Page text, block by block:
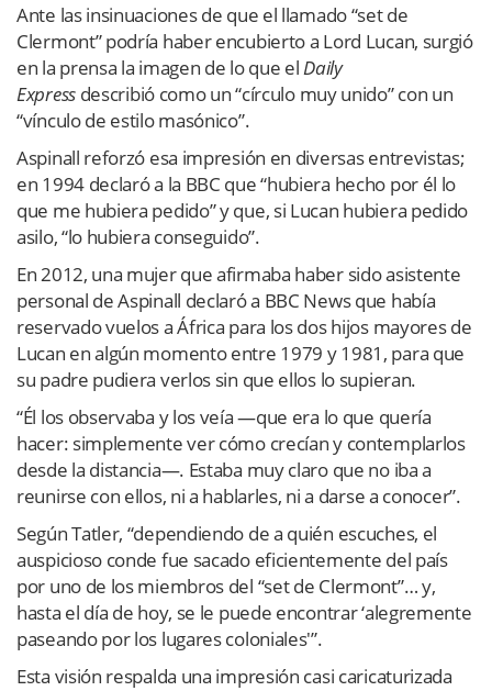
Ante las insinuaciones de que el llamado “set de
Clermont” podría haber encubierto a Lord Lucan, surgió
en la prensa la imagen de lo que el Daily
Expressdescribió como un “círculo muy unido” con un
“vínculo de estilo masónico”.
Aspinall reforzó esa impresión en diversas entrevistas;
en 1994 declaró a la BBC que “hubiera hecho por él lo
que me hubiera pedido” y que, si Lucan hubiera pedido
asilo, “lo hubiera conseguido”.
En 2012, una mujer que afirmaba haber sido asistente
personal de Aspinall declaró a BBC News que había
reservado vuelos a África para los dos hijos mayores de
Lucan en algún momento entre 1979 y 1981, para que
su padre pudiera verlos sin que ellos lo supieran.
“Él los observaba y los veía —que era lo que quería
hacer: simplemente ver cómo crecían y contemplarlos
desde la distancia—. Estaba muy claro que no iba a
reunirse con ellos, ni a hablarles, ni a darse a conocer”.
Según Tatler, “dependiendo de a quién escuches, el
auspicioso conde fue sacado eficientemente del país
por uno de los miembros del “set de Clermont”… y,
hasta el día de hoy, se le puede encontrar ‘alegremente
paseando por los lugares coloniales'”.
Esta visión respalda una impresión casi caricaturizada